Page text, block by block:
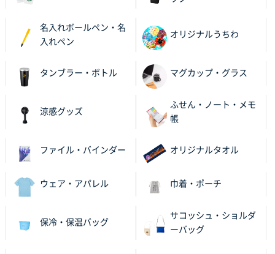
名入れボールペン・名
入れペン
オリジナルうちわ
タンブラー・ボトル マグカップ・グラス
涼感グッズ
ふせん・ノート・メモ
帳
ファイル・バインダー オリジナルタオル
ウェア・アパレル 巾着・ポーチ
保冷・保温バッグ
サコッシュ・ショルダ
ーバッグ